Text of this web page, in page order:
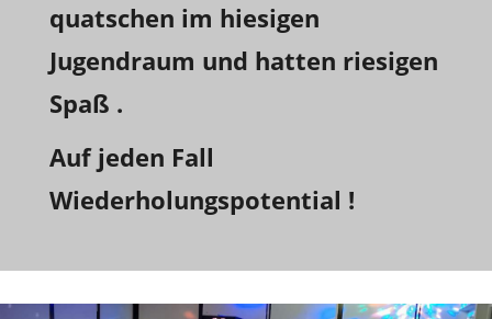
quatschen im hiesigen
Jugendraum und hatten riesigen
Spaß .
Auf jeden Fall
Wiederholungspotential !